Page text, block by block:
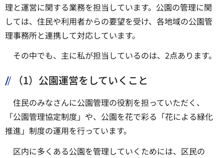
理と運営に関する業務を担当しています。公園の管理に関
しては、住民や利用者からの要望を受け、各地域の公園管
理事務所と連携して対応しています。
その中でも、主に私が担当しているのは、2点あります。
（1）公園運営をしていくこと
住民のみなさんに公園管理の役割を担っていただく、
「公園管理協定制度」や、公園を花で彩る「花による緑化
推進」制度の運用を行っています。
区内に多くある公園を管理していくためには、区民の